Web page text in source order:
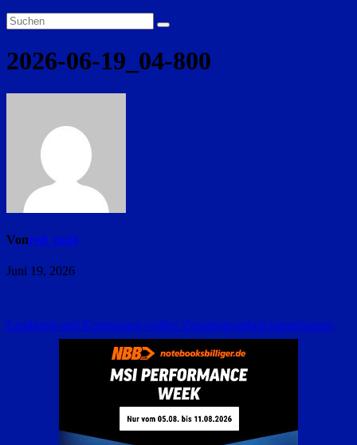
2026-06-19_04-800
Vonred_ra24
Juni 19, 2026
Beitragsnavigation
Landkreis und Kommunen wollen Zusammenarbeit intensivieren